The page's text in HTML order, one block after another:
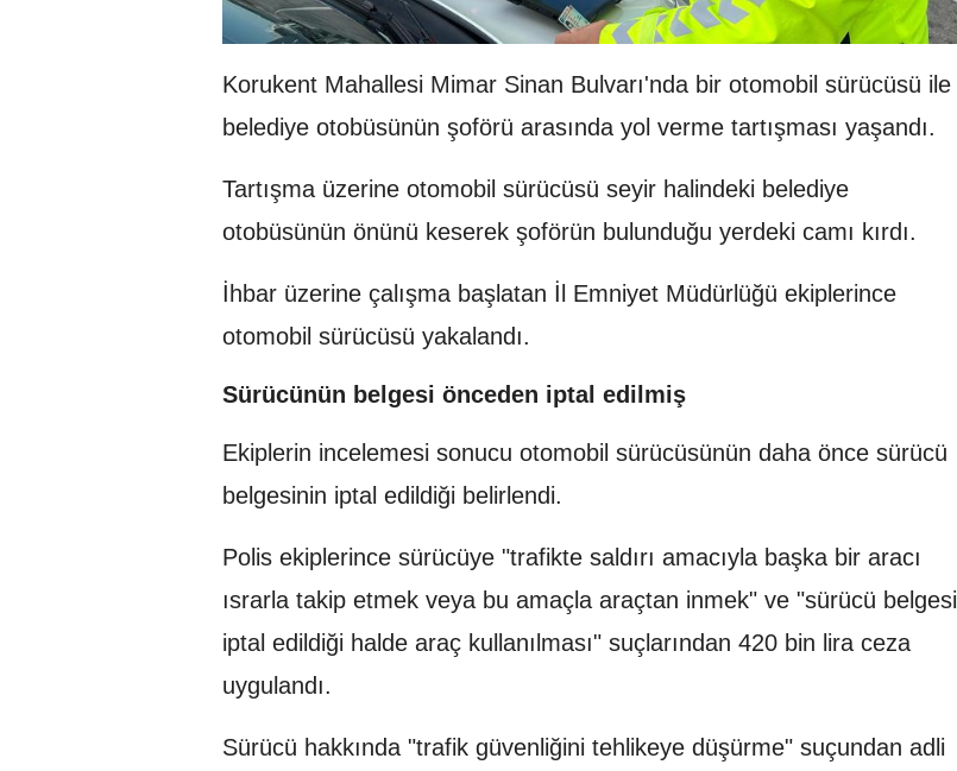
Korukent Mahallesi Mimar Sinan Bulvarı'nda bir otomobil sürücüsü ile
belediye otobüsünün şoförü arasında yol verme tartışması yaşandı.
Tartışma üzerine otomobil sürücüsü seyir halindeki belediye
otobüsünün önünü keserek şoförün bulunduğu yerdeki camı kırdı.
İhbar üzerine çalışma başlatan İl Emniyet Müdürlüğü ekiplerince
otomobil sürücüsü yakalandı.
Sürücünün belgesi önceden iptal edilmiş
Ekiplerin incelemesi sonucu otomobil sürücüsünün daha önce sürücü
belgesinin iptal edildiği belirlendi.
Polis ekiplerince sürücüye "trafikte saldırı amacıyla başka bir aracı
ısrarla takip etmek veya bu amaçla araçtan inmek" ve "sürücü belgesi
iptal edildiği halde araç kullanılması" suçlarından 420 bin lira ceza
uygulandı.
Sürücü hakkında "trafik güvenliğini tehlikeye düşürme" suçundan adli